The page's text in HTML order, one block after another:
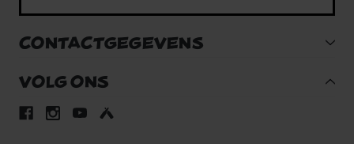
CONTACTGEGEVENS
VOLG ONS